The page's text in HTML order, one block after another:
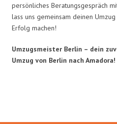
persönliches Beratungsgespräch
lass uns gemeinsam deinen
Erfolg machen!
Umzugsmeister Berlin – dein
Umzug von Berlin nach Amadora!